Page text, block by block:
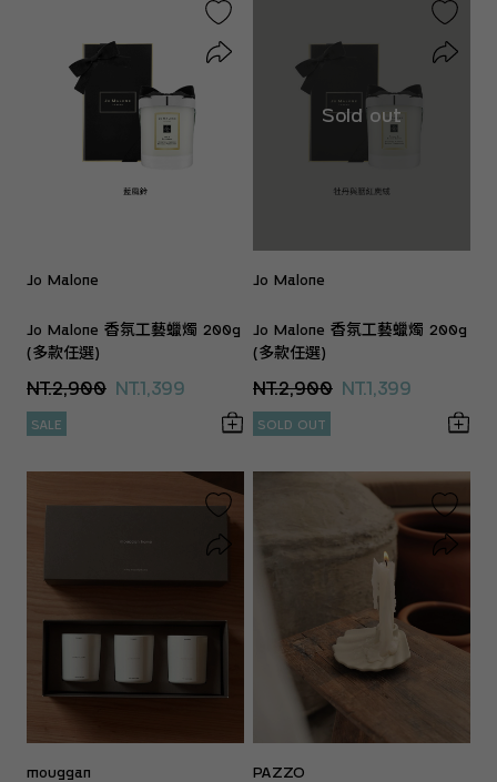
Jo Malone
Jo Malone 香氛工藝蠟燭 200g
(多款任選)
NT.2,900 NT.1,399
SALE
Jo Malone
Jo Malone 香氛工藝蠟燭 200g
(多款任選)
NT.2,900 NT.1,399
SOLD OUT
mouggan PAZZO